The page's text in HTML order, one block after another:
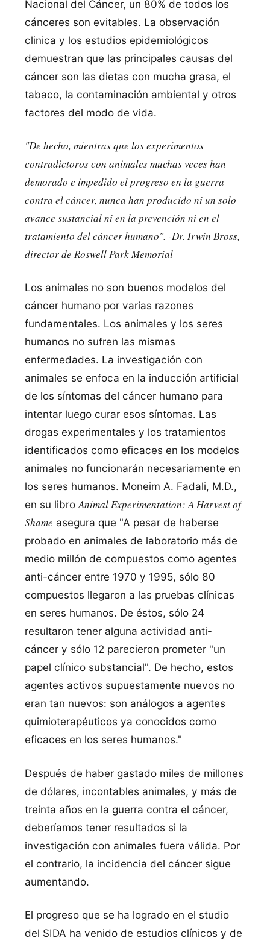
Nacional del Cáncer, un 80% de todos los
cánceres son evitables. La observación
clinica y los estudios epidemiológicos
demuestran que las principales causas del
cáncer son las dietas con mucha grasa, el
tabaco, la contaminación ambiental y otros
factores del modo de vida.
"De hecho, mientras que los experimentos
contradictoros con animales muchas veces han
demorado e impedido el progreso en la guerra
contra el cáncer, nunca han producido ni un solo
avance sustancial ni en la prevención ni en el
tratamiento del cáncer humano". -Dr. Irwin Bross,
director de Roswell Park Memorial
Los animales no son buenos modelos del
cáncer humano por varias razones
fundamentales. Los animales y los seres
humanos no sufren las mismas
enfermedades. La investigación con
animales se enfoca en la inducción artificial
de los sí­ntomas del cáncer humano para
intentar luego curar esos sí­ntomas. Las
drogas experimentales y los tratamientos
identificados como eficaces en los modelos
animales no funcionarán necesariamente en
los seres humanos. Moneim A. Fadali, M.D.,
en su libroAnimal Experimentation: A Harvest of
Shame asegura que "A pesar de haberse
probado en animales de laboratorio más de
medio millón de compuestos como agentes
anti-cáncer entre 1970 y 1995, sólo 80
compuestos llegaron a las pruebas clí­nicas
en seres humanos. De éstos, sólo 24
resultaron tener alguna actividad anti-
cáncer y sólo 12 parecieron prometer "un
papel clí­nico substancial". De hecho, estos
agentes activos supuestamente nuevos no
eran tan nuevos: son análogos a agentes
quimioterapéuticos ya conocidos como
eficaces en los seres humanos."
Después de haber gastado miles de millones
de dólares, incontables animales, y más de
treinta años en la guerra contra el cáncer,
deberí­amos tener resultados si la
investigación con animales fuera válida. Por
el contrario, la incidencia del cáncer sigue
aumentando.
El progreso que se ha logrado en el studio
del SIDA ha venido de estudios clí­nicos y de